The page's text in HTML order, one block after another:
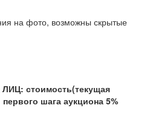
на фото, возможны скрытые
стоимость(текущая
шага аукциона 5%